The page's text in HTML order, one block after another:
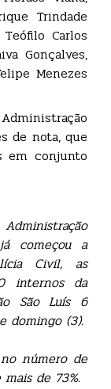
Trindade
Teófilo Carlos
Gonçalves,
Menezes
de nota, que
em conjunto
começou a
Civil, as
internos da
São Luís 6
domingo (3).
número de
de 73%.